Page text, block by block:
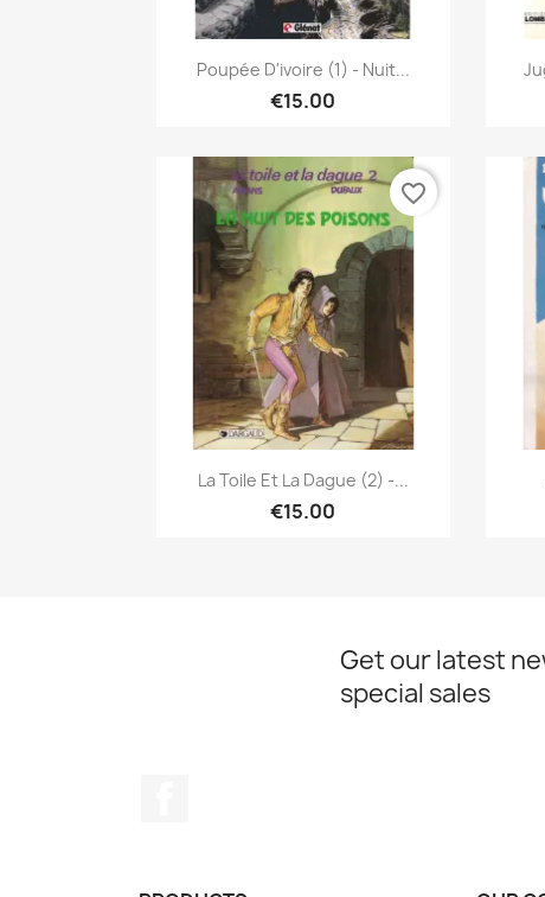
Quick view
Poupée D'ivoire (1) - Nuit...
€15.00
Quick view
La Toile Et La Dague (2) -...
€15.00
favorite_border
Get our latest
special sales